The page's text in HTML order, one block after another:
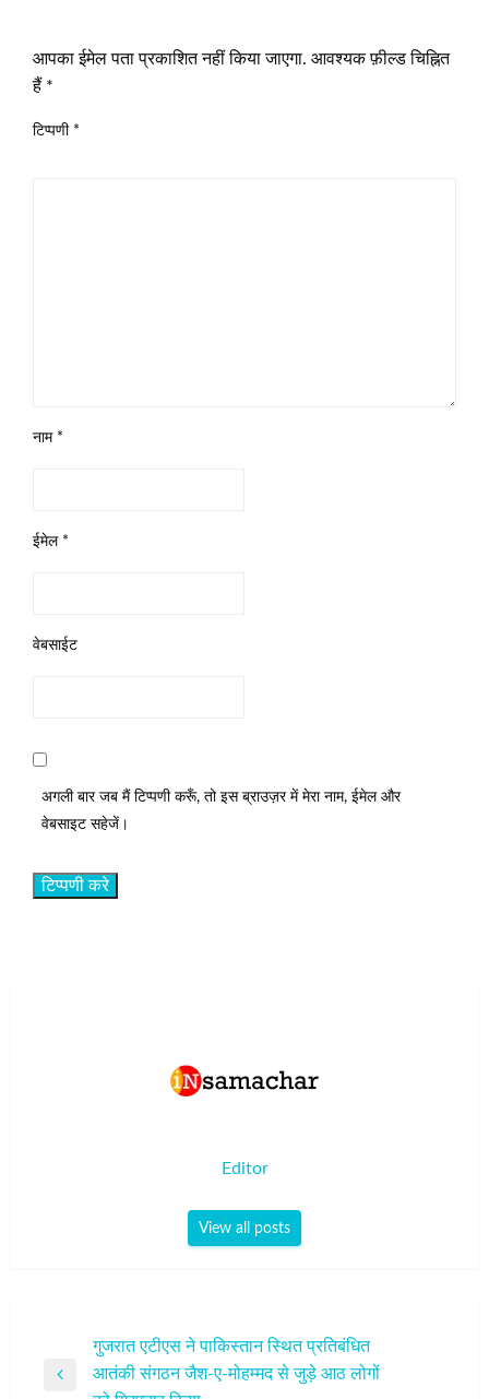
आपका ईमेल पता प्रकाशित नहीं किया जाएगा. आवश्यक फ़ील्ड चिह्नित
हैं *
टिप्पणी *
नाम *
ईमेल *
वेबसाईट
अगली बार जब मैं टिप्पणी करूँ, तो इस ब्राउज़र में मेरा नाम, ईमेल और
वेबसाइट सहेजें।
Editor
View all posts
नेविगेशन
गुजरात एटीएस ने पाकिस्तान स्थित प्रतिबंधित
आतंकी संगठन जैश-ए-मोहम्मद से जुड़े आठ लोगों